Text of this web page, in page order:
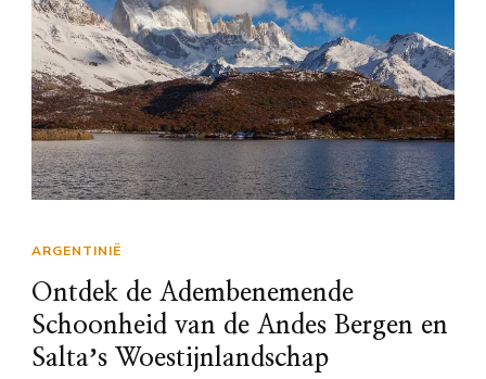
ARGENTINIË
Ontdek de Adembenemende
Schoonheid van de Andes Bergen en
Saltaʼs Woestijnlandschap